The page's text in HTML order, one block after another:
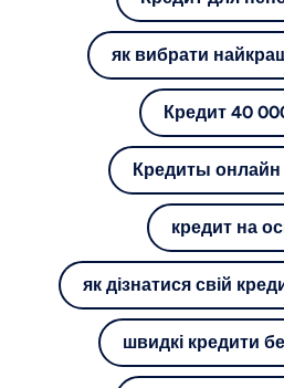
як вибрати
Кредит 40
Кредиты онлайн
кредит на
як дізнатися свій
швидкі кредити